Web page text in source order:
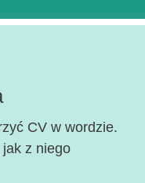
CV w wordzie.
z niego